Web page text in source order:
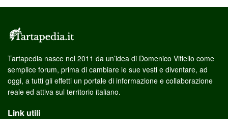
Tartapedia nasce nel 2011 da un’idea di Domenico Vitiello come
semplice forum, prima di cambiare le sue vesti e diventare, ad
oggi, a tutti gli effetti un portale di informazione e collaborazione
reale ed attiva sul territorio italiano.
Link utili